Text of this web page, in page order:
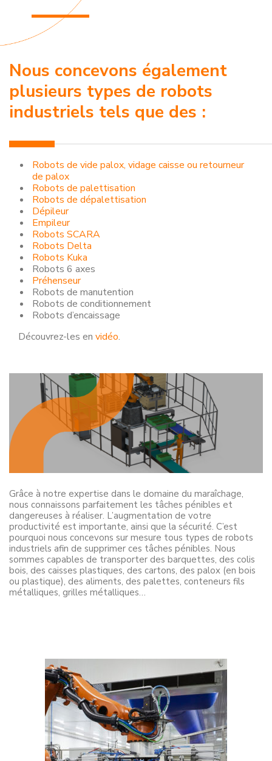
Nous concevons également
plusieurs types de robots
industriels tels que des :
Robots de vide palox, vidage caisse ou retourneur
de palox
Robots de palettisation
Robots de dépalettisation
Dépileur
Empileur
Robots SCARA
Robots Delta
Robots Kuka
Robots 6 axes
Préhenseur
Robots de manutention
Robots de conditionnement
Robots d’encaissage
Découvrez-les en vidéo.
Grâce à notre expertise dans le domaine du maraîchage,
nous connaissons parfaitement les tâches pénibles et
dangereuses à réaliser. L’augmentation de votre
productivité est importante, ainsi que la sécurité. C’est
pourquoi nous concevons sur mesure tous types de robots
industriels afin de supprimer ces tâches pénibles. Nous
sommes capables de transporter des barquettes, des colis
bois, des caisses plastiques, des cartons, des palox (en bois
ou plastique), des aliments, des palettes, conteneurs fils
métalliques, grilles métalliques…